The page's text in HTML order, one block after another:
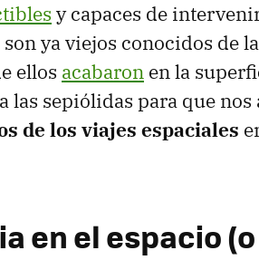
y capaces de
ya viejos conocidos de
ellos acabaron en la
las sepiólidas para que nos
de los viajes espaciales
en el espacio